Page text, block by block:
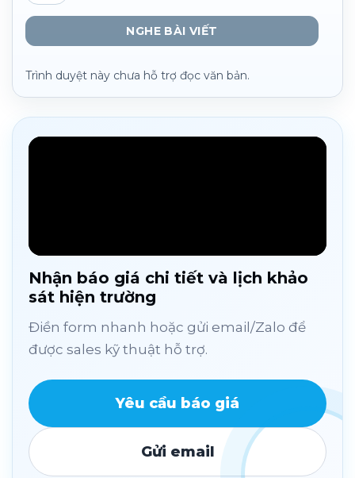
NGHE BÀI VIẾT
Trình duyệt này chưa hỗ trợ đọc văn bản.
Nhận báo giá chi tiết và lịch khảo
sát hiện trường
Điền form nhanh hoặc gửi email/Zalo để
được sales kỹ thuật hỗ trợ.
Yêu cầu báo giá
Gửi email